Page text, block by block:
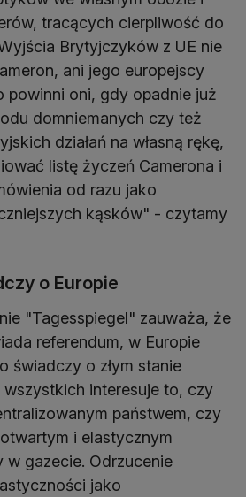
tracących cierpliwość do
Brytyjczyków z UE nie
ani jego europejscy
powinni oni, gdy opadnie już
domniemanych czy też
działań na własną rękę,
listę życzeń Camerona i
od razu jako
kąsków" - czytamy
o Europie
"Tagesspiegel" zauważa, że
referendum, w Europie
świadczy o złym stanie
wszystkich interesuje to, czy
państwem, czy
i elastycznym
gazecie. Odrzucenie
jako